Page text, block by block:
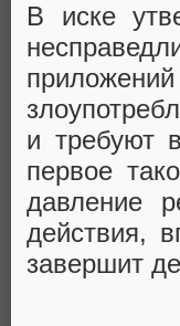
В иске
и требуют
первое
давление
действия,
завершит